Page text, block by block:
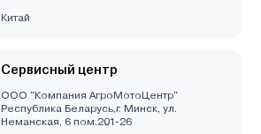
Китай
Сервисный центр
ООО "Компания АгроМотоЦентр"
Республика Беларусь,г. Минск, ул.
Неманская, 6 пом.201-26